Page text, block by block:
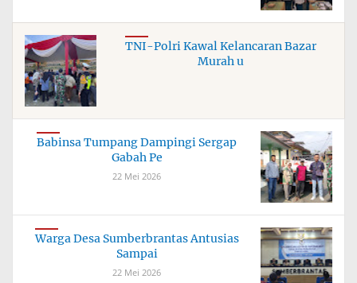
TNI-Polri Kawal Kelancaran Bazar
Murah u
Babinsa Tumpang Dampingi Sergap
Gabah Pe
22 Mei 2026
Warga Desa Sumberbrantas Antusias
Sampai
22 Mei 2026